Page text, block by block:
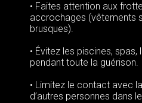
• Faites attention aux
accrochages (vêtements
brusques).
• Évitez les piscines,
pendant toute la guérison.
• Limitez le contact avec
d’autres personnes dans